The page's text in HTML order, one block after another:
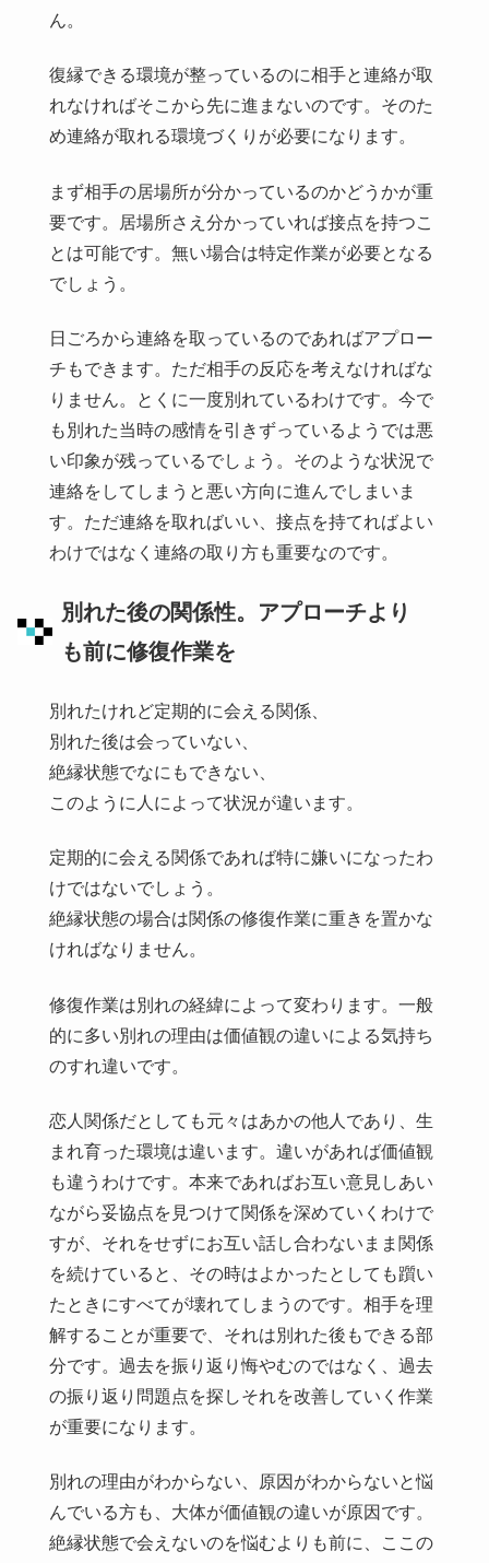
ん。
復縁できる環境が整っているのに相手と連絡が取
れなければそこから先に進まないのです。そのた
め連絡が取れる環境づくりが必要になります。
まず相手の居場所が分かっているのかどうかが重
要です。居場所さえ分かっていれば接点を持つこ
とは可能です。無い場合は特定作業が必要となる
でしょう。
日ごろから連絡を取っているのであればアプロー
チもできます。ただ相手の反応を考えなければな
りません。とくに一度別れているわけです。今で
も別れた当時の感情を引きずっているようでは悪
い印象が残っているでしょう。そのような状況で
連絡をしてしまうと悪い方向に進んでしまいま
す。ただ連絡を取ればいい、接点を持てればよい
わけではなく連絡の取り方も重要なのです。
別れた後の関係性。アプローチより
も前に修復作業を
別れたけれど定期的に会える関係、
別れた後は会っていない、
絶縁状態でなにもできない、
このように人によって状況が違います。
定期的に会える関係であれば特に嫌いになったわ
けではないでしょう。
絶縁状態の場合は関係の修復作業に重きを置かな
ければなりません。
修復作業は別れの経緯によって変わります。一般
的に多い別れの理由は価値観の違いによる気持ち
のすれ違いです。
恋人関係だとしても元々はあかの他人であり、生
まれ育った環境は違います。違いがあれば価値観
も違うわけです。本来であればお互い意見しあい
ながら妥協点を見つけて関係を深めていくわけで
すが、それをせずにお互い話し合わないまま関係
を続けていると、その時はよかったとしても躓い
たときにすべてが壊れてしまうのです。相手を理
解することが重要で、それは別れた後もできる部
分です。過去を振り返り悔やむのではなく、過去
の振り返り問題点を探しそれを改善していく作業
が重要になります。
別れの理由がわからない、原因がわからないと悩
んでいる方も、大体が価値観の違いが原因です。
絶縁状態で会えないのを悩むよりも前に、ここの